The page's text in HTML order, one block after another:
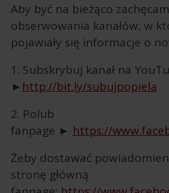
Aby być na bieżąco
obserwowania kanałów, w
pojawiały się informacje o
1. Subskrybuj kanał na
► http://bit.ly/subujpopiela
2. Polub
fanpage ► https://
Żeby dostawać
stronę główną